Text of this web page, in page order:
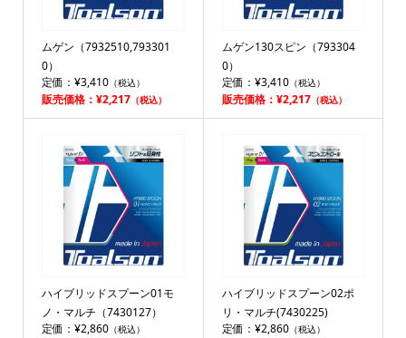
ムゲン（7932510,793301
0）
定価：¥3,410（税込）
販売価格：¥2,217（税込）
ムゲン130スピン（793304
0）
定価：¥3,410（税込）
販売価格：¥2,217（税込）
ハイブリッドスプーン01モ
ノ・マルチ（7430127）
定価：¥2,860（税込）
ハイブリッドスプーン02ポ
リ・マルチ(7430225)
定価：¥2,860（税込）